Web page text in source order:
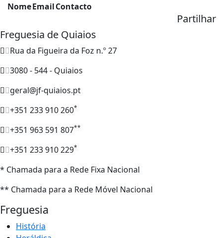
NomeEmailContacto
Partilhar
Freguesia de Quiaios
Rua da Figueira da Foz n.º 27
3080 - 544 - Quiaios
geral@jf-quiaios.pt
+351 233 910 260*
+351 963 591 807**
+351 233 910 229*
* Chamada para a Rede Fixa Nacional
** Chamada para a Rede Móvel Nacional
Freguesia
História